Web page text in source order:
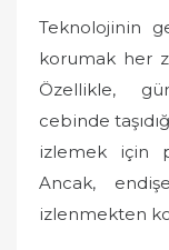
Teknolojinin
korumak her
Özellikle,
cebinde
izlemek için
Ancak,
izlenmekten